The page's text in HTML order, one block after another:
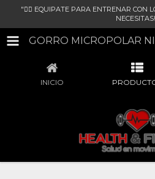
"🏋‍♀ EQUIPATE PARA ENTRENAR CON
GORRO MICROPOLAR
INICIO